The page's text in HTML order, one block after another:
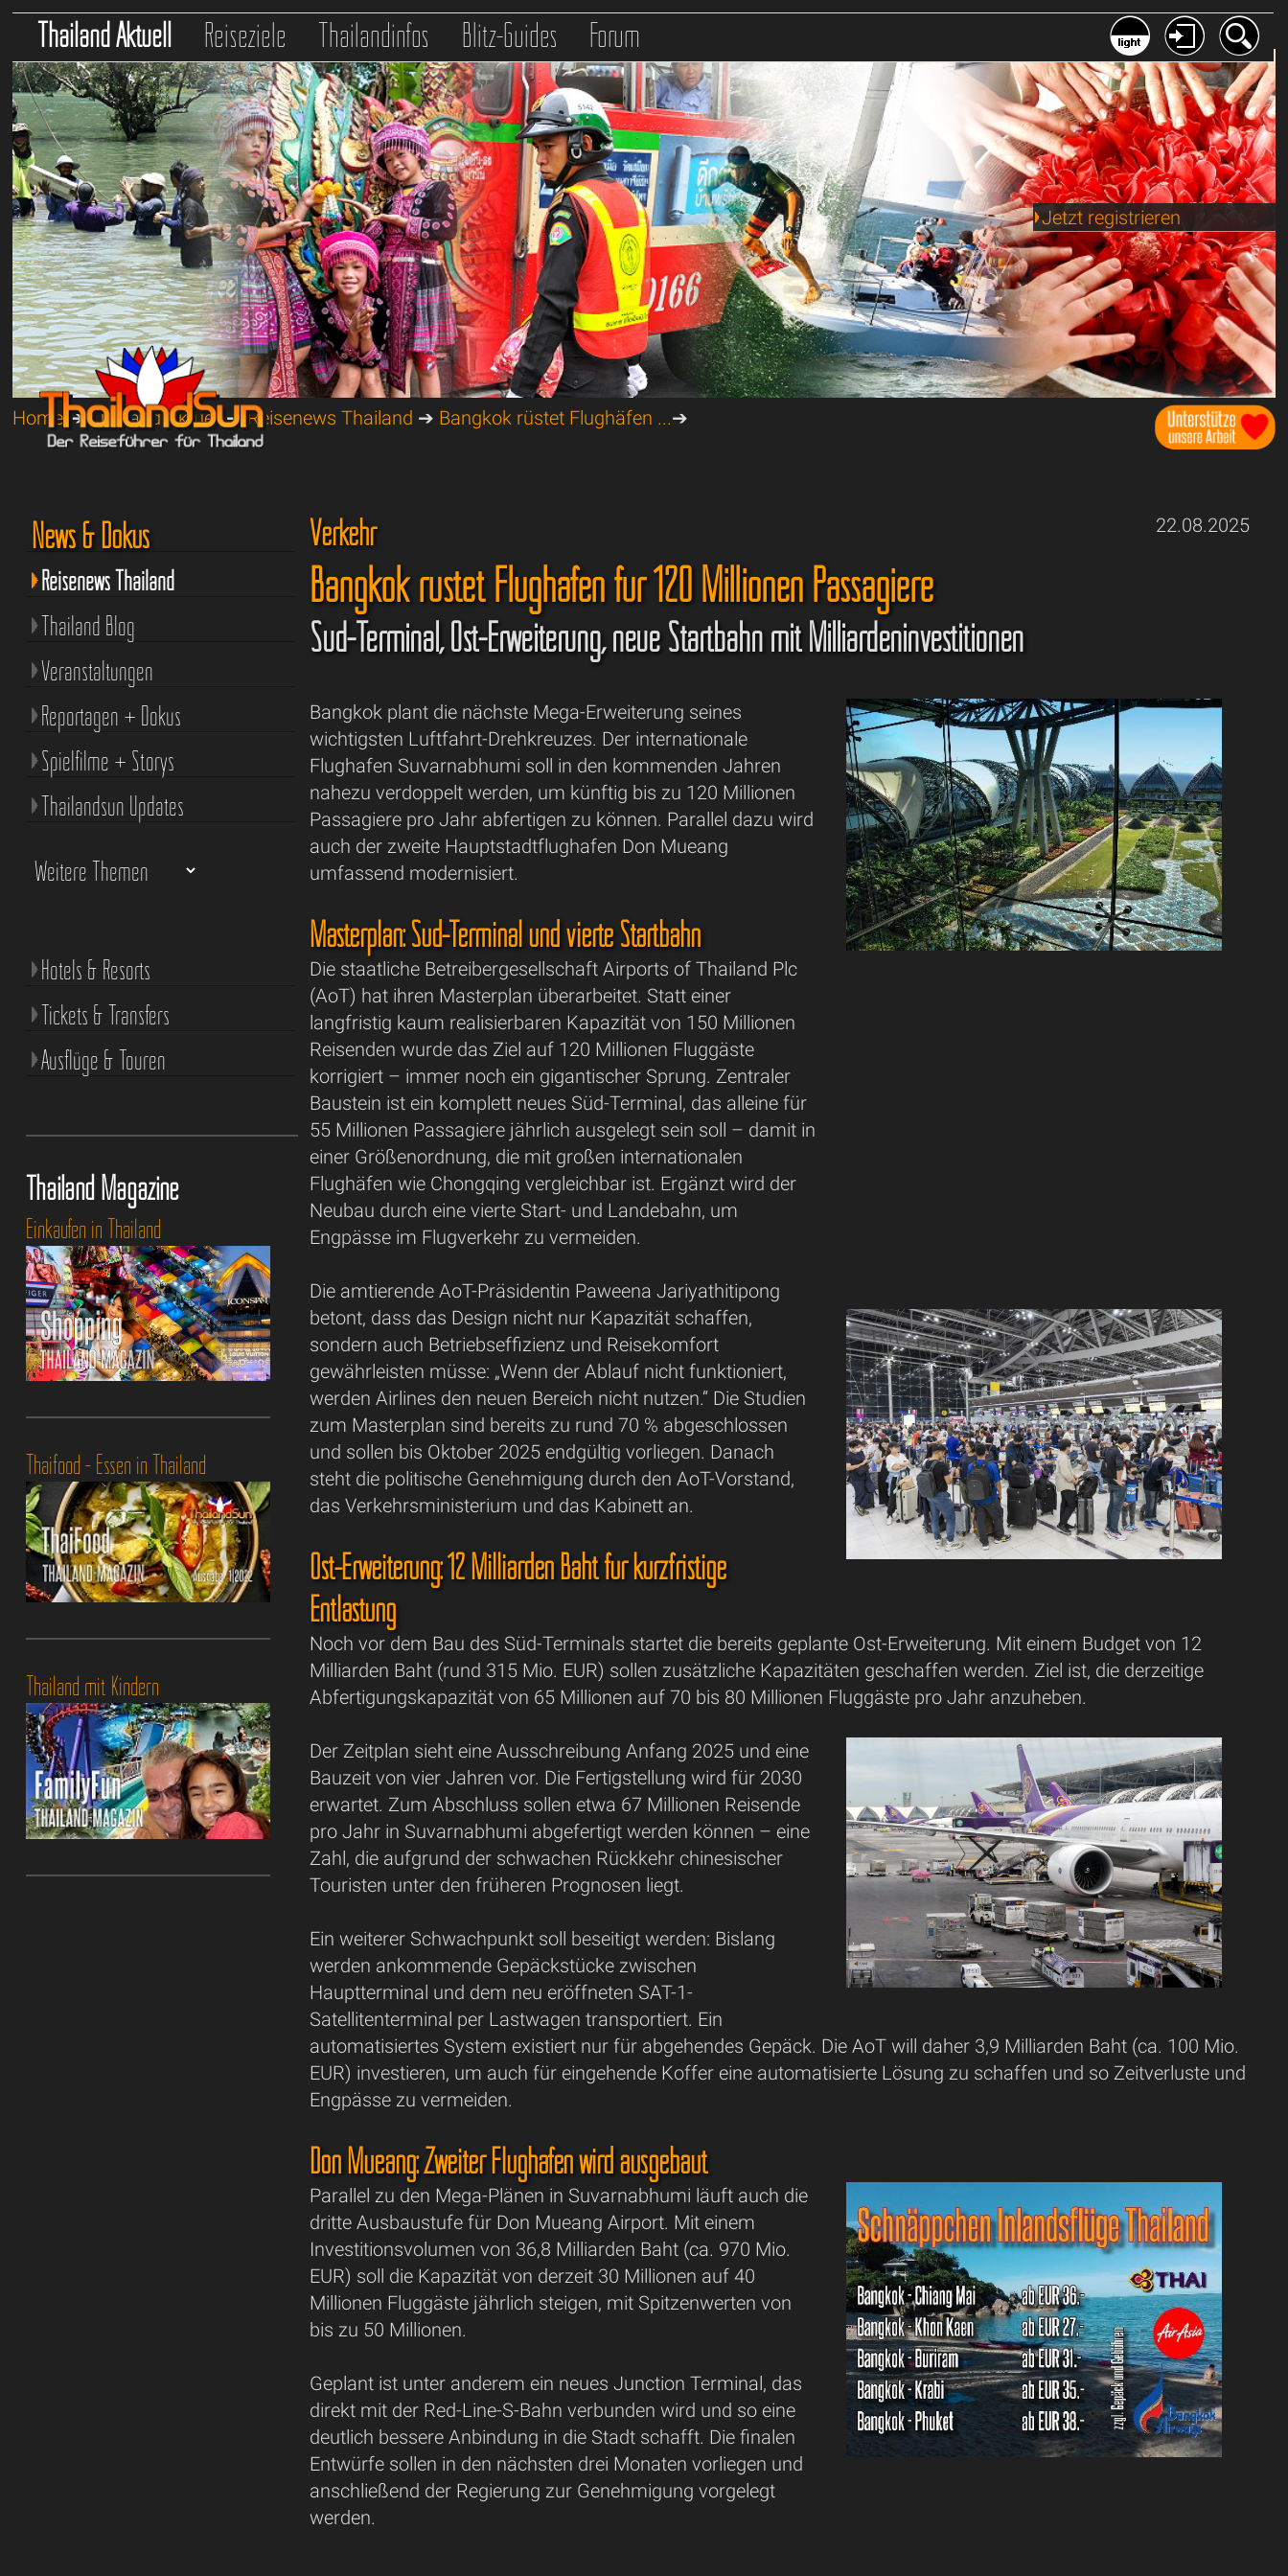
Thailand Aktuell Reiseziele Thailandinfos Blitz-Guides Forum
Jetzt registrieren
Home➔Thailand Aktuell➔Reisenews Thailand ➔ Bangkok rüstet Flughäfen ...➔
22.08.2025
Verkehr
Bangkok rüstet Flughäfen für 120 Millionen Passagiere
Süd-Terminal, Ost-Erweiterung, neue Startbahn mit Milliardeninvestitionen
Bangkok plant die nächste Mega-Erweiterung seines
wichtigsten Luftfahrt-Drehkreuzes. Der internationale
Flughafen Suvarnabhumi soll in den kommenden Jahren
nahezu verdoppelt werden, um künftig bis zu 120 Millionen
Passagiere pro Jahr abfertigen zu können. Parallel dazu wird
auch der zweite Hauptstadtflughafen Don Mueang
umfassend modernisiert.
Masterplan: Süd-Terminal und vierte Startbahn
Die staatliche Betreibergesellschaft Airports of Thailand Plc
(AoT) hat ihren Masterplan überarbeitet. Statt einer
langfristig kaum realisierbaren Kapazität von 150 Millionen
Reisenden wurde das Ziel auf 120 Millionen Fluggäste
korrigiert – immer noch ein gigantischer Sprung. Zentraler
Baustein ist ein komplett neues Süd-Terminal, das alleine für
55 Millionen Passagiere jährlich ausgelegt sein soll – damit in
einer Größenordnung, die mit großen internationalen
Flughäfen wie Chongqing vergleichbar ist. Ergänzt wird der
Neubau durch eine vierte Start- und Landebahn, um
Engpässe im Flugverkehr zu vermeiden.
Die amtierende AoT-Präsidentin Paweena Jariyathitipong
betont, dass das Design nicht nur Kapazität schaffen,
sondern auch Betriebseffizienz und Reisekomfort
gewährleisten müsse: „Wenn der Ablauf nicht funktioniert,
werden Airlines den neuen Bereich nicht nutzen.“ Die Studien
zum Masterplan sind bereits zu rund 70 % abgeschlossen
und sollen bis Oktober 2025 endgültig vorliegen. Danach
steht die politische Genehmigung durch den AoT-Vorstand,
das Verkehrsministerium und das Kabinett an.
Ost-Erweiterung: 12 Milliarden Baht für kurzfristige
Entlastung
Noch vor dem Bau des Süd-Terminals startet die bereits geplante Ost-Erweiterung. Mit einem Budget von 12
Milliarden Baht (rund 315 Mio. EUR) sollen zusätzliche Kapazitäten geschaffen werden. Ziel ist, die derzeitige
Abfertigungskapazität von 65 Millionen auf 70 bis 80 Millionen Fluggäste pro Jahr anzuheben.
Der Zeitplan sieht eine Ausschreibung Anfang 2025 und eine
Bauzeit von vier Jahren vor. Die Fertigstellung wird für 2030
erwartet. Zum Abschluss sollen etwa 67 Millionen Reisende
pro Jahr in Suvarnabhumi abgefertigt werden können – eine
Zahl, die aufgrund der schwachen Rückkehr chinesischer
Touristen unter den früheren Prognosen liegt.
Ein weiterer Schwachpunkt soll beseitigt werden: Bislang
werden ankommende Gepäckstücke zwischen
Hauptterminal und dem neu eröffneten SAT-1-
Satellitenterminal per Lastwagen transportiert. Ein
automatisiertes System existiert nur für abgehendes Gepäck. Die AoT will daher 3,9 Milliarden Baht (ca. 100 Mio.
EUR) investieren, um auch für eingehende Koffer eine automatisierte Lösung zu schaffen und so Zeitverluste und
Engpässe zu vermeiden.
Don Mueang: Zweiter Flughafen wird ausgebaut
Parallel zu den Mega-Plänen in Suvarnabhumi läuft auch die
dritte Ausbaustufe für Don Mueang Airport. Mit einem
Investitionsvolumen von 36,8 Milliarden Baht (ca. 970 Mio.
EUR) soll die Kapazität von derzeit 30 Millionen auf 40
Millionen Fluggäste jährlich steigen, mit Spitzenwerten von
bis zu 50 Millionen.
Geplant ist unter anderem ein neues Junction Terminal, das
direkt mit der Red-Line-S-Bahn verbunden wird und so eine
deutlich bessere Anbindung in die Stadt schafft. Die finalen
Entwürfe sollen in den nächsten drei Monaten vorliegen und
anschließend der Regierung zur Genehmigung vorgelegt
werden.
News & Dokus
Reisenews Thailand
Thailand Blog
Veranstaltungen
Reportagen + Dokus
Spielfilme + Storys
Thailandsun Updates
Hotels & Resorts
Tickets & Transfers
Ausflüge & Touren
Thailand Magazine
Einkaufen in Thailand
Thaifood - Essen in Thailand
Thailand mit Kindern